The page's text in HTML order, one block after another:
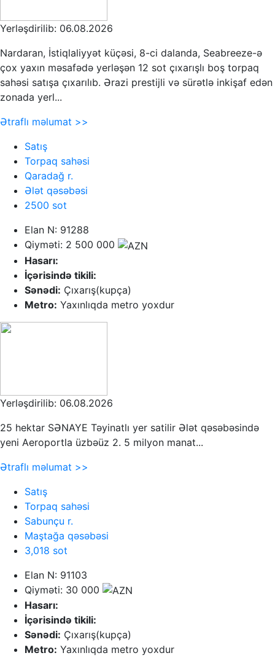
Yerləşdirilib: 06.08.2026
Nardaran, İstiqlaliyyət küçəsi, 8-ci dalanda, Seabreeze-ə
çox yaxın məsafədə yerləşən 12 sot çıxarışlı boş torpaq
sahəsi satışa çıxarılıb. Ərazi prestijli və sürətlə inkişaf edən
zonada yerl...
Ətraflı məlumat >>
Satış
Torpaq sahəsi
Qaradağ r.
Ələt qəsəbəsi
2500 sot
Elan N: 91288
Qiyməti: 2 500 000
Hasarı:
İçərisində tikili:
Sənədi: Çıxarış(kupça)
Metro: Yaxınlıqda metro yoxdur
Yerləşdirilib: 06.08.2026
25 hektar SƏNAYE Təyinatlı yer satilir Ələt qəsəbəsində
yeni Aeroportla üzbəüz 2. 5 milyon manat...
Ətraflı məlumat >>
Satış
Torpaq sahəsi
Sabunçu r.
Maştağa qəsəbəsi
3,018 sot
Elan N: 91103
Qiyməti: 30 000
Hasarı:
İçərisində tikili:
Sənədi: Çıxarış(kupça)
Metro: Yaxınlıqda metro yoxdur